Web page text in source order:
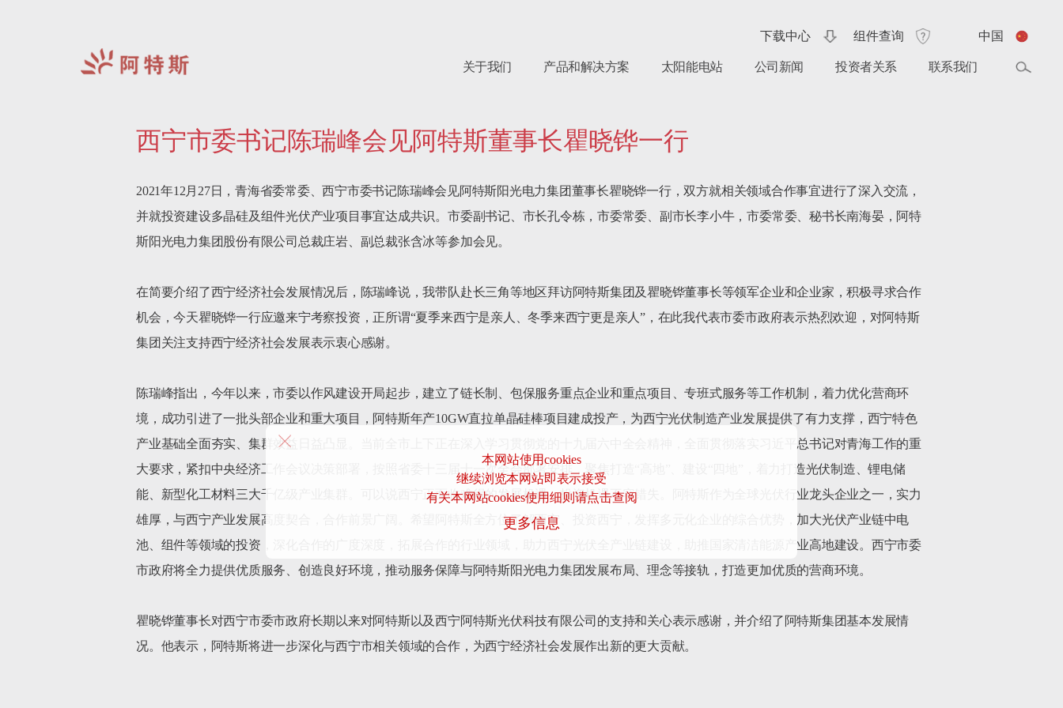
本网站使用cookies
继续浏览本网站即表示接受
有关本网站cookies使用细则请点击查阅
更多信息
关于我们 产品和解决方案 太阳能电站 公司新闻 投资者关系 联系我们
中国
组件查询
下载中心
西宁市委书记陈瑞峰会见阿特斯董事长瞿晓铧一行
2021年12月27日，青海省委常委、西宁市委书记陈瑞峰会见阿特斯阳光电力集团董事长瞿晓铧一行，双方就相关领域合作事宜进行了深入交流，
并就投资建设多晶硅及组件光伏产业项目事宜达成共识。市委副书记、市长孔令栋，市委常委、副市长李小牛，市委常委、秘书长南海晏，阿特
斯阳光电力集团股份有限公司总裁庄岩、副总裁张含冰等参加会见。
在简要介绍了西宁经济社会发展情况后，陈瑞峰说，我带队赴长三角等地区拜访阿特斯集团及瞿晓铧董事长等领军企业和企业家，积极寻求合作
机会，今天瞿晓铧一行应邀来宁考察投资，正所谓“夏季来西宁是亲人、冬季来西宁更是亲人”，在此我代表市委市政府表示热烈欢迎，对阿特斯
集团关注支持西宁经济社会发展表示衷心感谢。
陈瑞峰指出，今年以来，市委以作风建设开局起步，建立了链长制、包保服务重点企业和重点项目、专班式服务等工作机制，着力优化营商环
境，成功引进了一批头部企业和重大项目，阿特斯年产10GW直拉单晶硅棒项目建成投产，为西宁光伏制造产业发展提供了有力支撑，西宁特色
产业基础全面夯实、集群效益日益凸显。当前全市上下正在深入学习贯彻党的十九届六中全会精神，全面贯彻落实习近平总书记对青海工作的重
大要求，紧扣中央经济工作会议决策部署，按照省委十三届十一次全会部署安排，聚焦打造“高地”、建设“四地”，着力打造光伏制造、锂电储
能、新型化工材料三大千亿级产业集群。可以说西宁正面临难得的发展机遇，投资机遇不容错失。阿特斯作为全球光伏行业龙头企业之一，实力
雄厚，与西宁产业发展高度契合，合作前景广阔。希望阿特斯全方位了解西宁、投资西宁，发挥多元化企业的综合优势，加大光伏产业链中电
池、组件等领域的投资，深化合作的广度深度，拓展合作的行业领域，助力西宁光伏全产业链建设，助推国家清洁能源产业高地建设。西宁市委
市政府将全力提供优质服务、创造良好环境，推动服务保障与阿特斯阳光电力集团发展布局、理念等接轨，打造更加优质的营商环境。
瞿晓铧董事长对西宁市委市政府长期以来对阿特斯以及西宁阿特斯光伏科技有限公司的支持和关心表示感谢，并介绍了阿特斯集团基本发展情